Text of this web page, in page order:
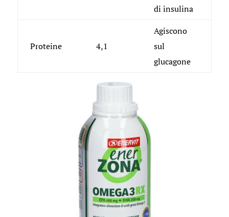
di insulina
Proteine 4,1
Agiscono
sul
glucagone